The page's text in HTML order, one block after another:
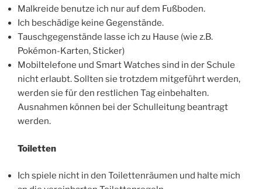
Malkreide benutze ich nur auf dem Fußboden.
Ich beschädige keine Gegenstände.
Tauschgegenstände lasse ich zu Hause (wie z.B.
Pokémon-Karten, Sticker)
Mobiltelefone und Smart Watches sind in der Schule
nicht erlaubt. Sollten sie trotzdem mitgeführt werden,
werden sie für den restlichen Tag einbehalten.
Ausnahmen können bei der Schulleitung beantragt
werden.
Toiletten
Ich spiele nicht in den Toilettenräumen und halte mich